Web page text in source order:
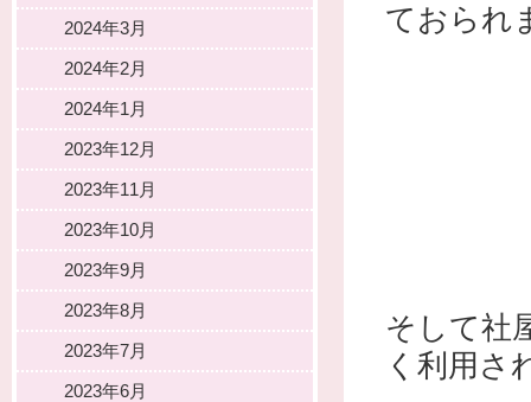
ておられ
そして社
く利用さ
2024年3月
2024年2月
2024年1月
2023年12月
2023年11月
2023年10月
2023年9月
2023年8月
2023年7月
2023年6月